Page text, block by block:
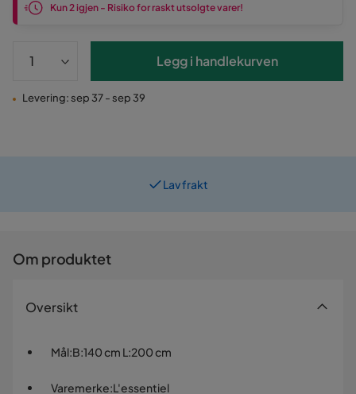
Kun 2 igjen - Risiko for raskt utsolgte varer!
Legg i handlekurven
Levering: sep 37 - sep 39
Lav frakt
Om produktet
Oversikt
Mål:B:140 cm L:200 cm
Varemerke:L'essentiel